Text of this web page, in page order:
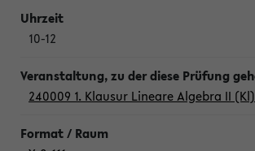
10-12
240009 1. Klausur Lineare Algebra II (Kl)